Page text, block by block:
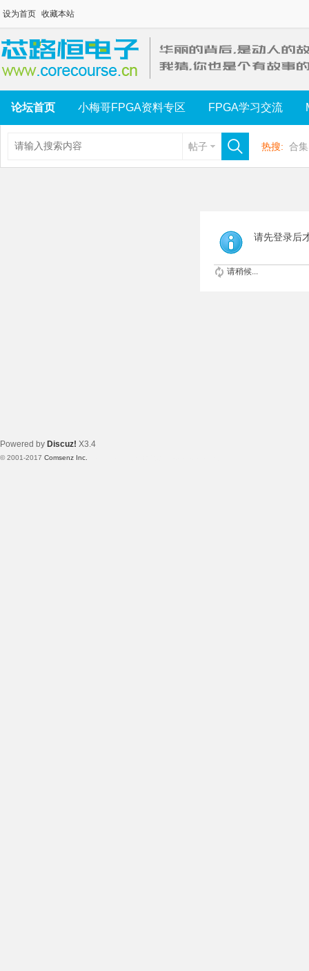
设为首页 收藏本站
论坛首页 小梅哥FPGA资料专区 FPGA学习交流
帖子 热搜: 合集
请先登录后
请稍候...
Powered by Discuz! X3.4
© 2001-2017 Comsenz Inc.